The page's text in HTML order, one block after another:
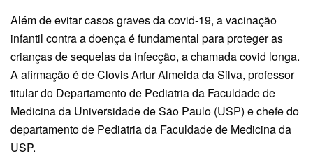
Além de evitar casos graves da covid-19, a vacinação
infantil contra a doença é fundamental para proteger as
crianças de sequelas da infecção, a chamada covid longa.
A afirmação é de Clovis Artur Almeida da Silva, professor
titular do Departamento de Pediatria da Faculdade de
Medicina da Universidade de São Paulo (USP) e chefe do
departamento de Pediatria da Faculdade de Medicina da
USP.